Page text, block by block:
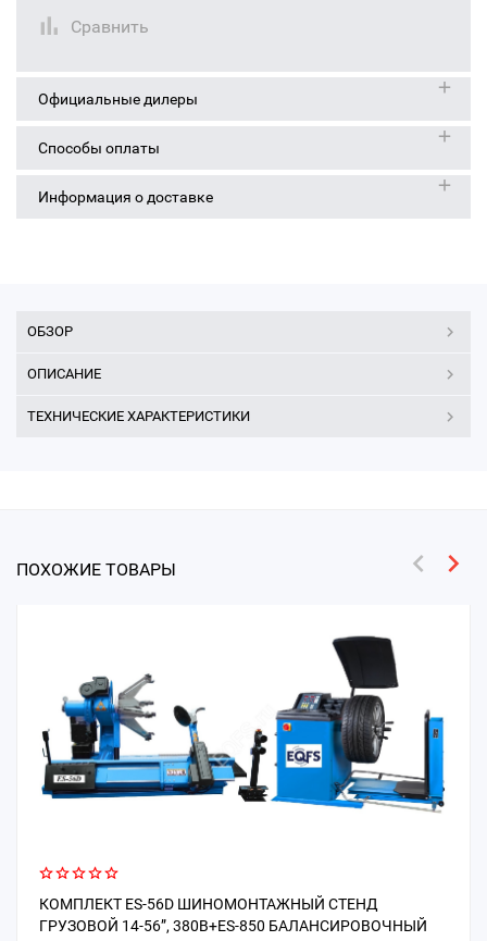
Сравнить
Официальные дилеры
Способы оплаты
Информация о доставке
ОБЗОР
ОПИСАНИЕ
ТЕХНИЧЕСКИЕ ХАРАКТЕРИСТИКИ
ПОХОЖИЕ ТОВАРЫ
КОМПЛЕКТ ES-56D ШИНОМОНТАЖНЫЙ СТЕНД
ГРУЗОВОЙ 14-56”, 380В+ES-850 БАЛАНСИРОВОЧНЫЙ